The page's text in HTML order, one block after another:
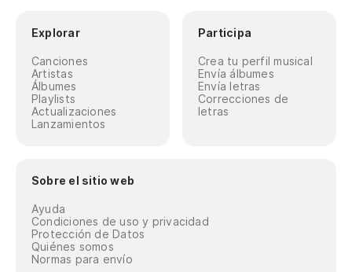
Explorar
Canciones
Artistas
Álbumes
Playlists
Actualizaciones
Lanzamientos
Participa
Crea tu perfil musical
Envía álbumes
Envía letras
Correcciones de
letras
Sobre el sitio web
Ayuda
Condiciones de uso y privacidad
Protección de Datos
Quiénes somos
Normas para envío